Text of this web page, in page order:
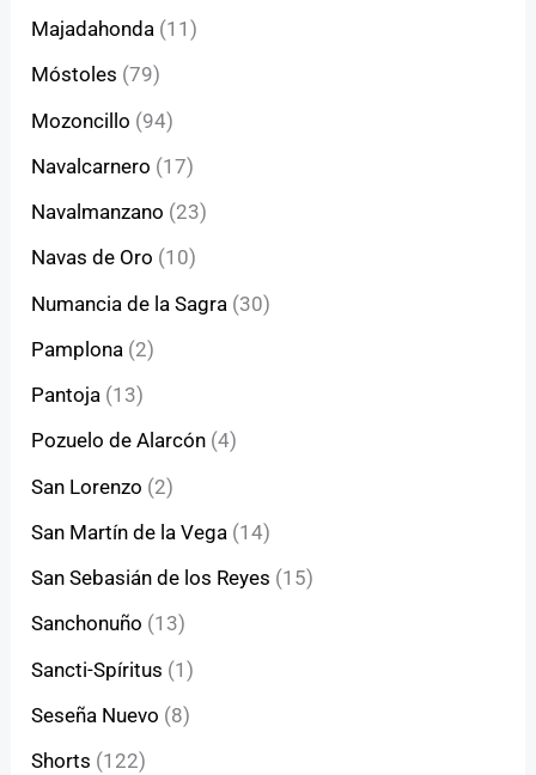
Majadahonda (11)
Móstoles (79)
Mozoncillo (94)
Navalcarnero (17)
Navalmanzano (23)
Navas de Oro (10)
Numancia de la Sagra (30)
Pamplona (2)
Pantoja (13)
Pozuelo de Alarcón (4)
San Lorenzo (2)
San Martín de la Vega (14)
San Sebasián de los Reyes (15)
Sanchonuño (13)
Sancti-Spíritus (1)
Seseña Nuevo (8)
Shorts (122)